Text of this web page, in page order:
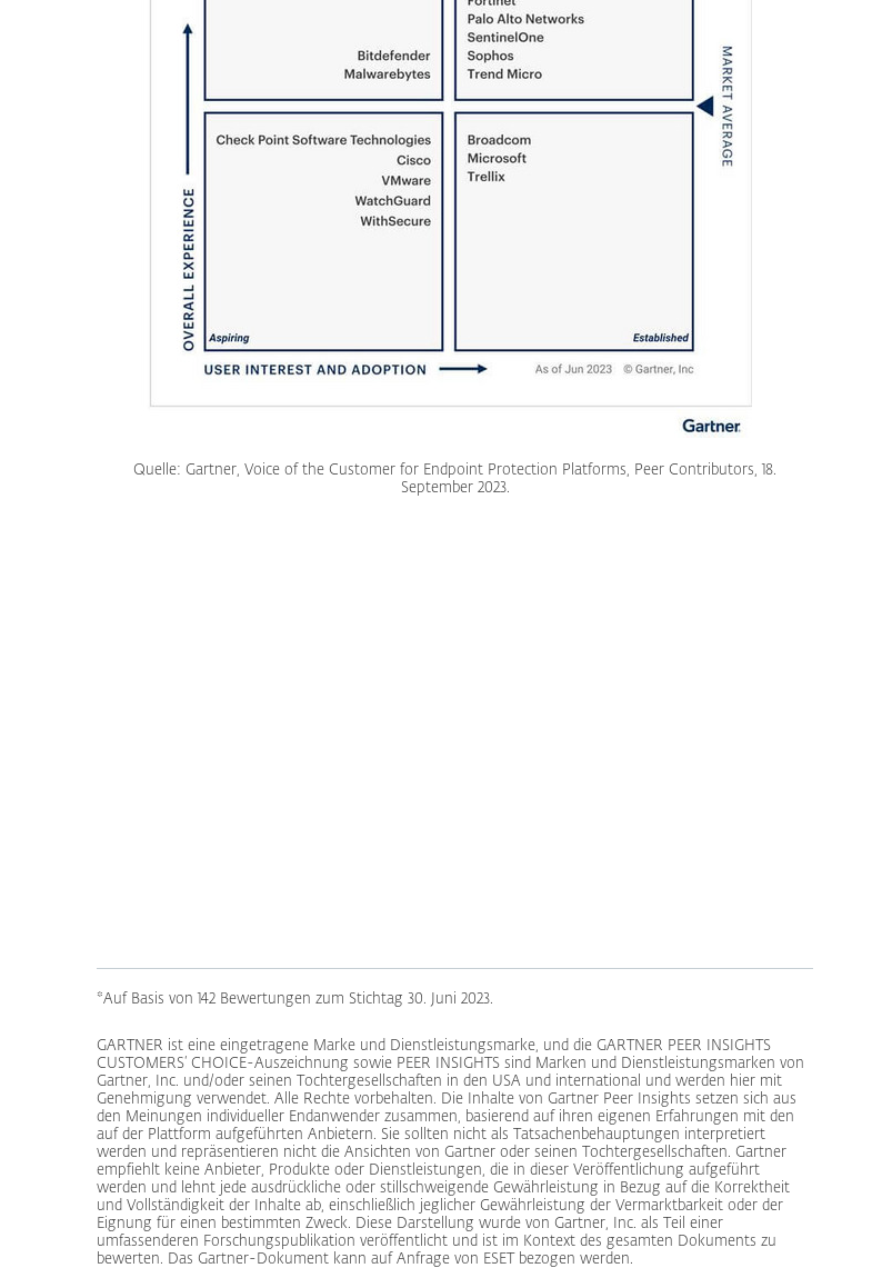
Quelle: Gartner, Voice of the Customer for Endpoint Protection Platforms, Peer Contributors, 18.
September 2023.
*Auf Basis von 142 Bewertungen zum Stichtag 30. Juni 2023.
GARTNER ist eine eingetragene Marke und Dienstleistungsmarke, und die GARTNER PEER INSIGHTS
CUSTOMERS‘ CHOICE-Auszeichnung sowie PEER INSIGHTS sind Marken und Dienstleistungsmarken von
Gartner, Inc. und/oder seinen Tochtergesellschaften in den USA und international und werden hier mit
Genehmigung verwendet. Alle Rechte vorbehalten. Die Inhalte von Gartner Peer Insights setzen sich aus
den Meinungen individueller Endanwender zusammen, basierend auf ihren eigenen Erfahrungen mit den
auf der Plattform aufgeführten Anbietern. Sie sollten nicht als Tatsachenbehauptungen interpretiert
werden und repräsentieren nicht die Ansichten von Gartner oder seinen Tochtergesellschaften. Gartner
empfiehlt keine Anbieter, Produkte oder Dienstleistungen, die in dieser Veröffentlichung aufgeführt
werden und lehnt jede ausdrückliche oder stillschweigende Gewährleistung in Bezug auf die Korrektheit
und Vollständigkeit der Inhalte ab, einschließlich jeglicher Gewährleistung der Vermarktbarkeit oder der
Eignung für einen bestimmten Zweck. Diese Darstellung wurde von Gartner, Inc. als Teil einer
umfassenderen Forschungspublikation veröffentlicht und ist im Kontext des gesamten Dokuments zu
bewerten. Das Gartner-Dokument kann auf Anfrage von ESET bezogen werden.